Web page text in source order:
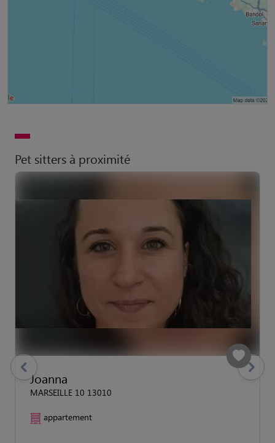
Pet sitters à proximité
Joanna
MARSEILLE 10 13010
appartement
previous Suivant